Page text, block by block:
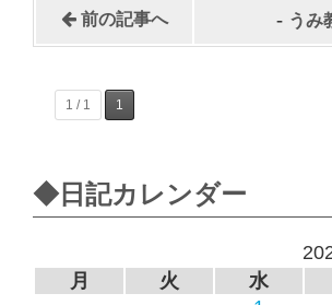
前の記事へ - うみ
1 / 1 1
◆日記カレンダー
月
火 水